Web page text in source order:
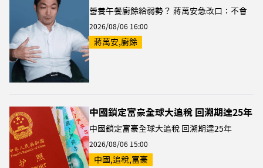
營養午餐廚餘給弱勢？ 蔣萬安急改口：不會
2026/08/06 16:00
蔣萬安,廚餘
中國鎖定富豪全球大追稅 回溯期達25年
中國鎖定富豪全球大追稅 回溯期達25年
2026/08/06 15:00
中國,追稅,富豪